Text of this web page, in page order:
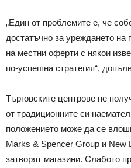
„Един от проблемите е, че
достатъчно за уреждането на
на местни оферти с някои
по-успешна стратегия“,
Търговските центрове не
от традиционните си
положението може да се
Marks & Spencer Group и New
затворят магазини. Слабото